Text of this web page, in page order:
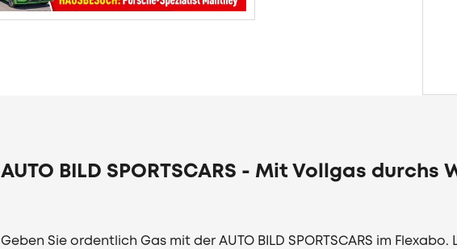
AUTO BILD SPORTSCARS - Mit Vollgas durchs
Geben Sie ordentlich Gas mit der AUTO BILD SPORTSCARS im